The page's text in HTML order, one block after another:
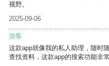
视野。
2025-09-06
游客
这款app就像我的私人助理，随时
查找资料，这款app的搜索功能非